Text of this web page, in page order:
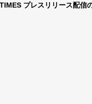
プレスリリース配信